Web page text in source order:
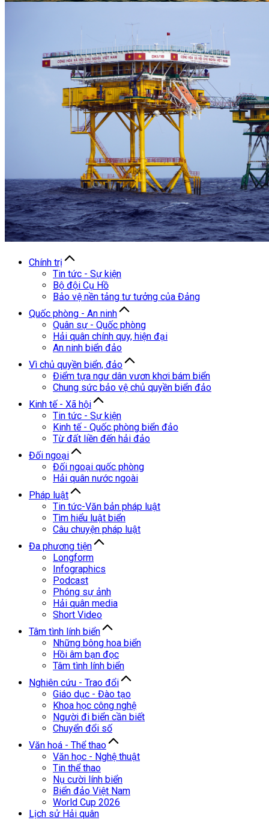
Chính trị
Tin tức - Sự kiện
Bộ đội Cụ Hồ
Bảo vệ nền tảng tư tưởng của Đảng
Quốc phòng - An ninh
Quân sự - Quốc phòng
Hải quân chính quy, hiện đại
An ninh biển đảo
Vì chủ quyền biển, đảo
Điểm tựa ngư dân vươn khơi bám biển
Chung sức bảo vệ chủ quyền biển đảo
Kinh tế - Xã hội
Tin tức - Sự kiện
Kinh tế - Quốc phòng biển đảo
Từ đất liền đến hải đảo
Đối ngoại
Đối ngoại quốc phòng
Hải quân nước ngoài
Pháp luật
Tin tức-Văn bản pháp luật
Tìm hiểu luật biển
Câu chuyện pháp luật
Đa phương tiện
Longform
Infographics
Podcast
Phóng sự ảnh
Hải quân media
Short Video
Tâm tình lính biển
Những bông hoa biển
Hồi âm bạn đọc
Tâm tình lính biển
Nghiên cứu - Trao đổi
Giáo dục - Đào tạo
Khoa học công nghệ
Người đi biển cần biết
Chuyển đổi số
Văn hoá - Thể thao
Văn học - Nghệ thuật
Tin thể thao
Nụ cười lính biển
Biển đảo Việt Nam
World Cup 2026
Lịch sử Hải quân